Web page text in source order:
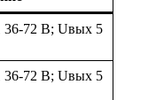
36-72 В; Uвых 5
36-72 В; Uвых 5